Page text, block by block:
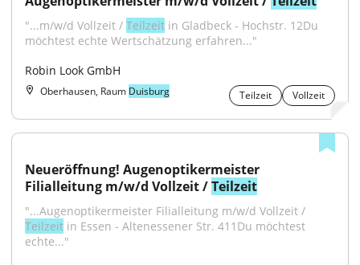
"...m/w/d Vollzeit / Teilzeit in Gladbeck - Hochstr. 12Du
möchtest echte Wertschätzung erfahren..."
Robin Look GmbH
Oberhausen, Raum Duisburg Teilzeit Vollzeit
Neueröffnung! Augenoptikermeister
Filialleitung m/w/d Vollzeit / Teilzeit
Teilzeit in Essen - Altenessener Str. 411Du möchtest
echte..."